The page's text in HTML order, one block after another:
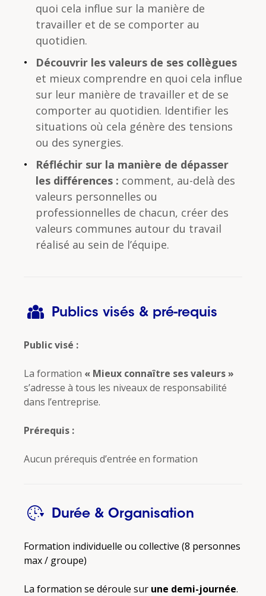
quoi cela influe sur la manière de
travailler et de se comporter au
quotidien.
Découvrir les valeurs de ses collègues
et mieux comprendre en quoi cela influe
sur leur manière de travailler et de se
comporter au quotidien. Identifier les
situations où cela génère des tensions
ou des synergies.
Réfléchir sur la manière de dépasser
les différences : comment, au-delà des
valeurs personnelles ou
professionnelles de chacun, créer des
valeurs communes autour du travail
réalisé au sein de l’équipe.
Publics visés & pré-requis
Public visé :
La formation « Mieux connaître ses valeurs »
s’adresse à tous les niveaux de responsabilité
dans l’entreprise.
Prérequis :
Aucun prérequis d’entrée en formation
Durée & Organisation
Formation individuelle ou collective (8 personnes
max / groupe)
La formation se déroule sur une demi-journée.